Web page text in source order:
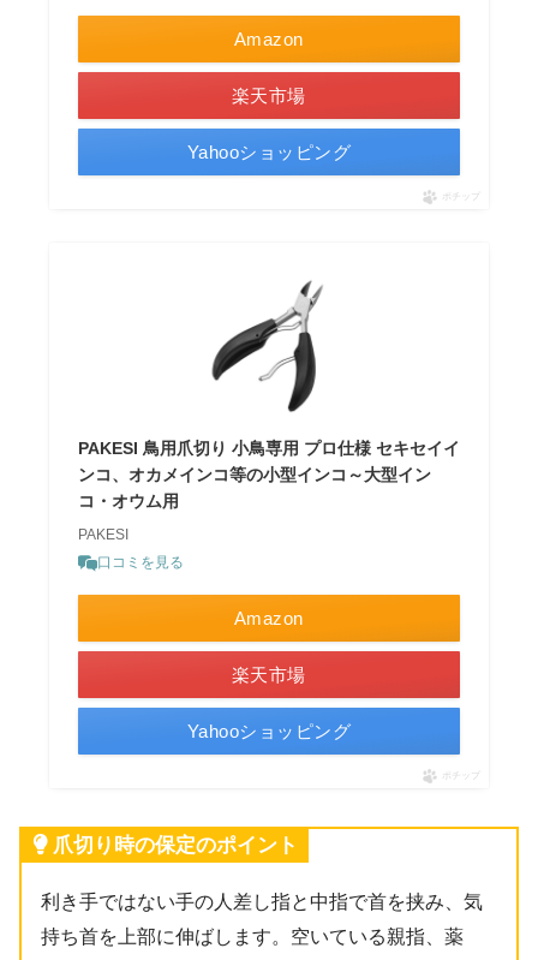
Amazon
楽天市場
Yahooショッピング
ポチップ
PAKESI 鳥用爪切り 小鳥専用 プロ仕様 セキセイイ
ンコ、オカメインコ等の小型インコ～大型イン
コ・オウム用
PAKESI
口コミを見る
Amazon
楽天市場
Yahooショッピング
ポチップ
爪切り時の保定のポイント
利き手ではない手の人差し指と中指で首を挟み、気
持ち首を上部に伸ばします。空いている親指、薬